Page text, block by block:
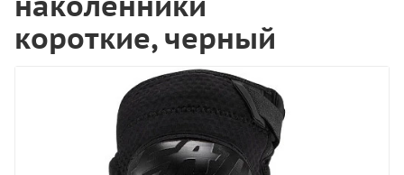
короткие, черный